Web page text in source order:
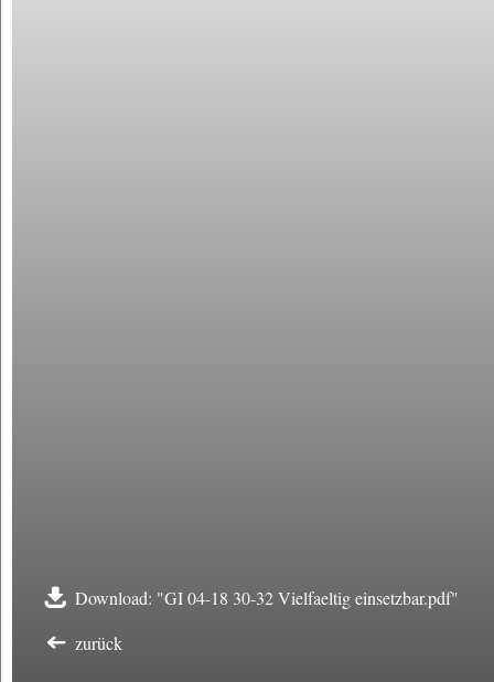
Download: "GI 04-18 30-32 Vielfaeltig einsetzbar.pdf"
zurück